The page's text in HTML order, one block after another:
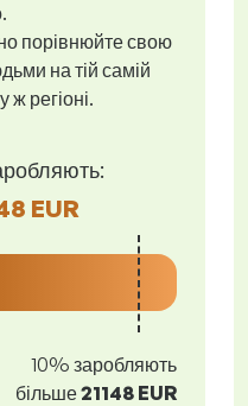
порівнюйте свою
на тій самій
ж регіоні.
EUR
10% заробляють
більше21148 EUR